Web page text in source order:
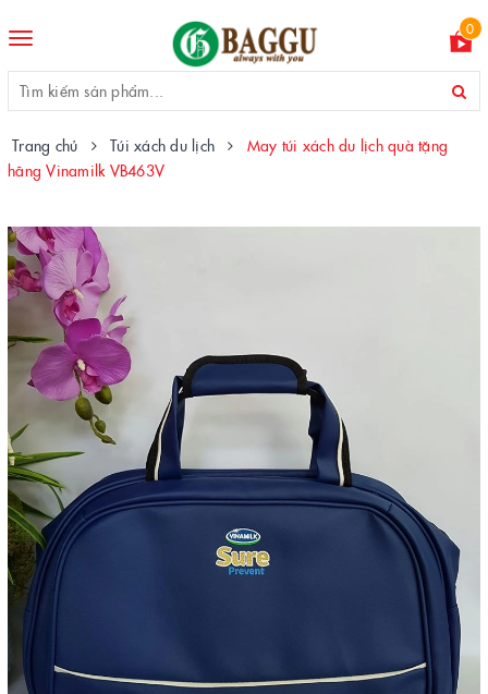
Toggle
0
Trang chủ Túi xách du lịch
May túi xách du lịch quà tặng
hãng Vinamilk VB463V